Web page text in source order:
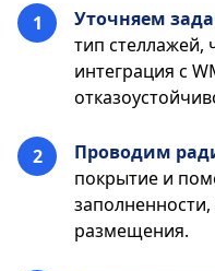
Уточняем
тип стеллажей,
интеграция с
Проводим
покрытие и
размещения.